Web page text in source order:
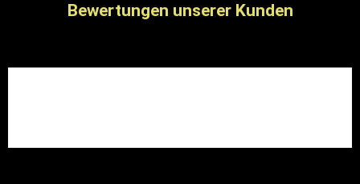
Bewertungen unserer Kunden